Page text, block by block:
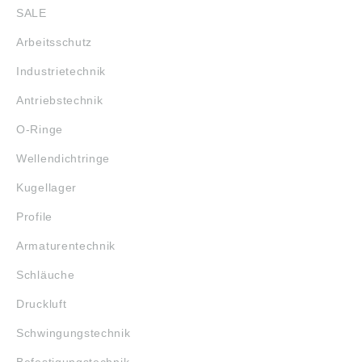
SALE
Arbeitsschutz
Industrietechnik
Antriebstechnik
O-Ringe
Wellendichtringe
Kugellager
Profile
Armaturentechnik
Schläuche
Druckluft
Schwingungstechnik